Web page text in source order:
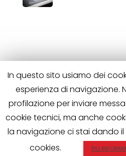
Iperprofessional è di
P.IVA 02563510508 |
In questo sito usiamo dei
esperienza di navigazione.
profilazione per inviare
cookie tecnici, ma anche
la navigazione ci stai dando
cookies.
PIU